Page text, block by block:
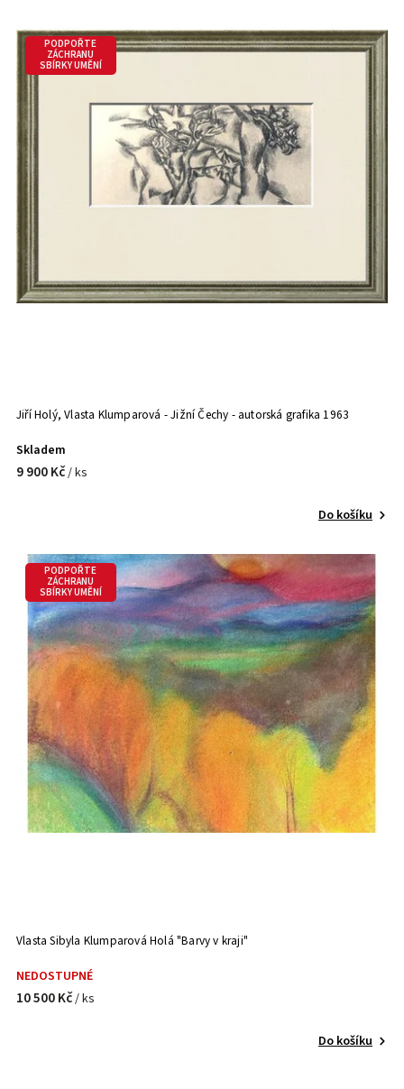
PODPOŘTE
ZÁCHRANU
SBÍRKY UMĚNÍ
Jiří Holý, Vlasta Klumparová - Jižní Čechy - autorská grafika 1963
Skladem
9 900 Kč/ ks
Do košíku
PODPOŘTE
ZÁCHRANU
SBÍRKY UMĚNÍ
Vlasta Sibyla Klumparová Holá "Barvy v kraji"
NEDOSTUPNÉ
10 500 Kč/ ks
Do košíku